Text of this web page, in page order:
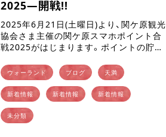
2025―開戦!!
2025年6月21日(土曜日)より、関ケ原観光
協会さま主催の関ケ原スマホポイント合
戦2025がはじまります。ポイントの貯め
け。獲得ポイント数に応じて戦国グッズが
もらえます。 関ケ原グル […]
ウォーランド ブログ 天満
新着情報 新着情報 新着情報
未分類